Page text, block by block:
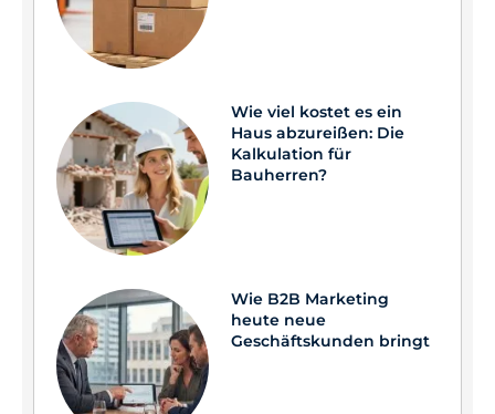
Wie viel kostet es ein
Haus abzureißen: Die
Kalkulation für
Bauherren?
Wie B2B Marketing
heute neue
Geschäftskunden bringt